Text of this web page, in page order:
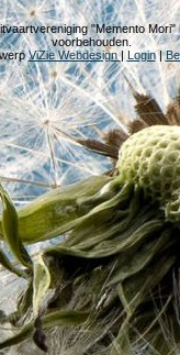
"Memento Mori"
voorbehouden.
ViZie Webdesign| Login|